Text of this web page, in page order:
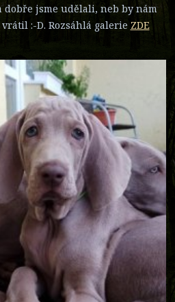
dobře jsme udělali, neb by nám
:-D. Rozsáhlá galerie ZDE